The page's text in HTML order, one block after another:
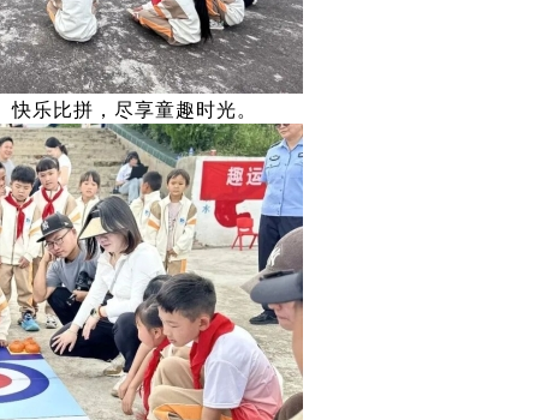
乐比拼，尽享童趣时光。